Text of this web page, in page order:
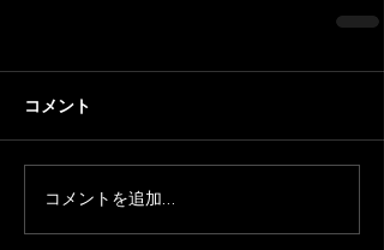
コメント
コメントを追加…